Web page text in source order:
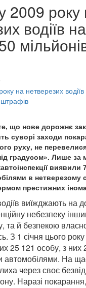
2009 року
водіїв
що нове дорожнє
суворі заходи
руху, не
градусом». Лише за
виявили
в нетверезому
престижних
виїжджають на
небезпеку
та й безпекою
З 1 січня цього
25 121 особу, з них
автомобілями. На
через своє
Наразі